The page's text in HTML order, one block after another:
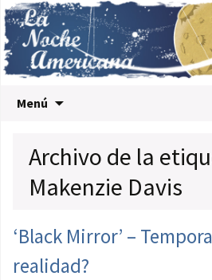
Menú
Archivo de la
Makenzie Davis
‘Black Mirror’ –
realidad?